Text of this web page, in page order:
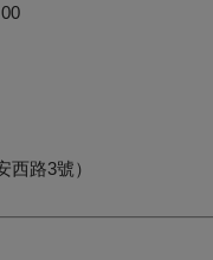
路3號）